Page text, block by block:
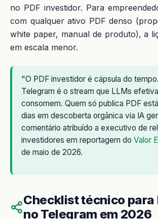
no PDF investidor. Para
com qualquer ativo PDF denso
white paper, manual de produto), a
em escala menor.
"O PDF investidor é cápsula do
Telegram é o stream que LLMs
consomem. Quem só publica PDF
dias em descoberta orgânica via IA
comentário atribuído a executivo de
investidores em reportagem do Valor
de maio de 2026.
Checklist técnico para
no Telegram em 2026